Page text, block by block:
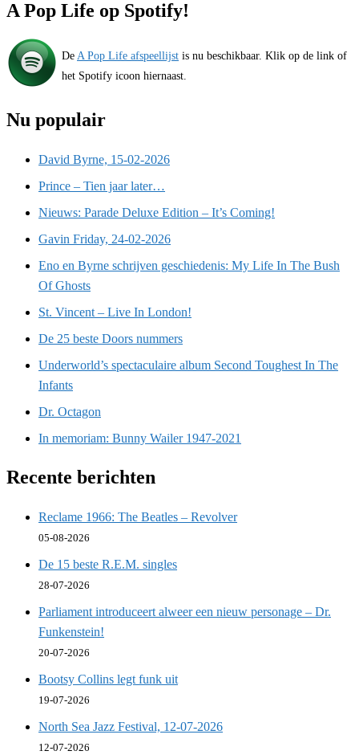
A Pop Life op Spotify!
De A Pop Life afspeellijst is nu beschikbaar. Klik op de link of
het Spotify icoon hiernaast.
Nu populair
David Byrne, 15-02-2026
Prince – Tien jaar later…
Nieuws: Parade Deluxe Edition – It’s Coming!
Gavin Friday, 24-02-2026
Eno en Byrne schrijven geschiedenis: My Life In The Bush
Of Ghosts
St. Vincent – Live In London!
De 25 beste Doors nummers
Underworld’s spectaculaire album Second Toughest In The
Infants
Dr. Octagon
In memoriam: Bunny Wailer 1947-2021
Recente berichten
Reclame 1966: The Beatles – Revolver
05-08-2026
De 15 beste R.E.M. singles
28-07-2026
Parliament introduceert alweer een nieuw personage – Dr.
Funkenstein!
20-07-2026
Bootsy Collins legt funk uit
19-07-2026
North Sea Jazz Festival, 12-07-2026
12-07-2026